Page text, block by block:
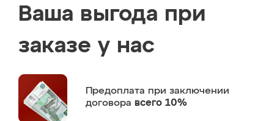
Ваша выгода при
заказе у нас
Предоплата при заключении
договора всего 10%